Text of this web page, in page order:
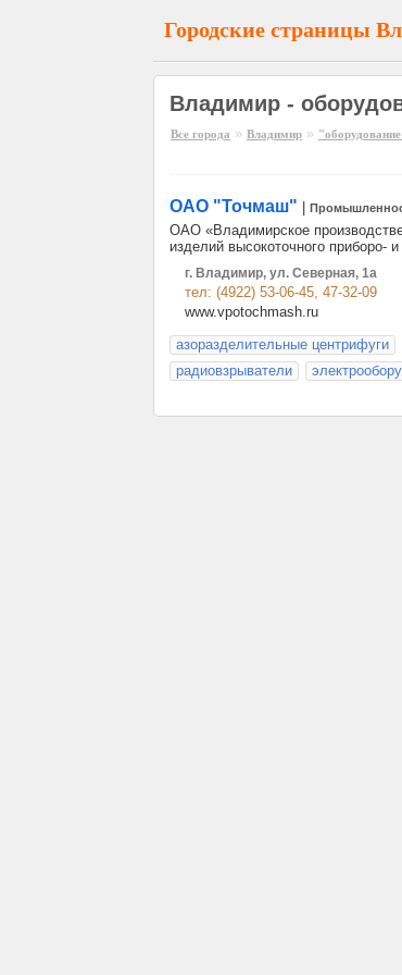
Городские страницы
Владимир -
Все города » Владимир »
ОАО "Точмаш"
ОАО «Владимирское
изделий высокоточного приборо-
г. Владимир, ул. Северная, 1а
тел: (4922) 53-06-45, 47-32-09
www.vpotochmash.ru
азоразделительные центрифуги
радиовзрыватели